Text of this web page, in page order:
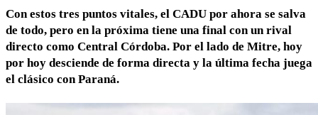
Con estos tres puntos vitales, el CADU por ahora se salva
de todo, pero en la próxima tiene una final con un rival
directo como Central Córdoba. Por el lado de Mitre, hoy
por hoy desciende de forma directa y la última fecha juega
el clásico con Paraná.